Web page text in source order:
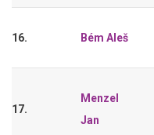
16. Bém Aleš
17.
Menzel
Jan